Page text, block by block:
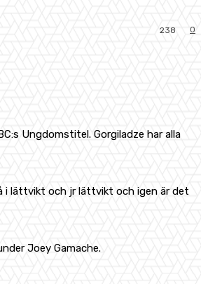
0
238
Ungdomstitel. Gorgiladze har alla
i lättvikt och jr lättvikt och igen är det
Joey Gamache.